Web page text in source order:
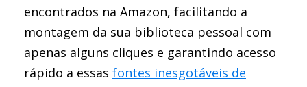
encontrados na Amazon, facilitando a
montagem da sua biblioteca pessoal com
apenas alguns cliques e garantindo acesso
rápido a essas fontes inesgotáveis de